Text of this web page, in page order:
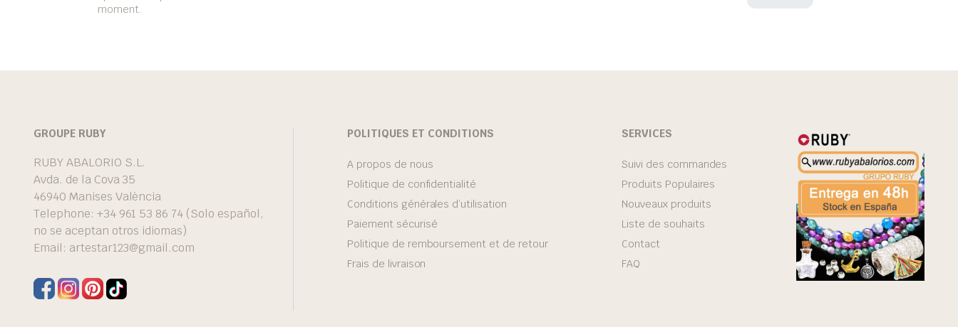
moment.
GROUPE RUBY
RUBY ABALORIO S.L.
Avda. de la Cova 35
46940 Manises València
Telephone: +34 961 53 86 74 (Solo español,
no se aceptan otros idiomas)
Email: artestar123@gmail.com
POLITIQUES ET CONDITIONS
A propos de nous
Politique de confidentialité
Conditions générales d’utilisation
Paiement sécurisé
Politique de remboursement et de retour
Frais de livraison
SERVICES
Suivi des commandes
Produits Populaires
Nouveaux produits
Liste de souhaits
Contact
FAQ